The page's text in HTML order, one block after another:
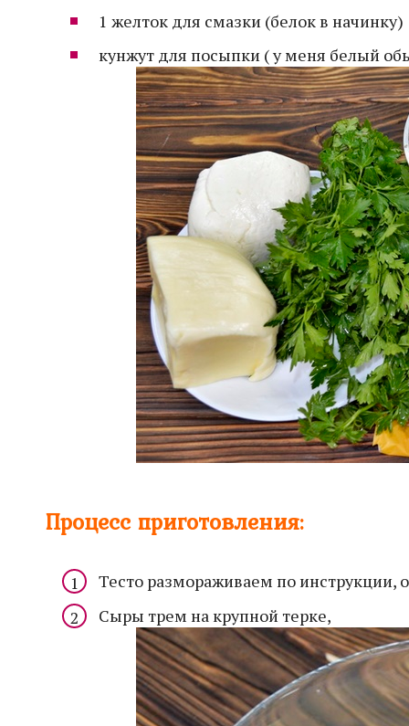
1 желток для смазки (белок в начинку)
кунжут для посыпки ( у меня белый
Процесс приготовления:
Тесто размораживаем по инструкции,
Сыры трем на крупной терке,